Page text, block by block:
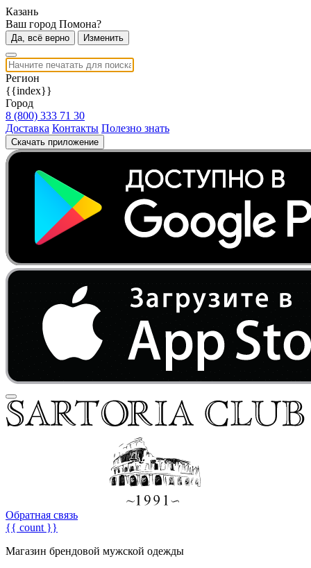
Казань
Ваш город Помона?
Да, всё верно Изменить
Регион
{{index}}
Город
8 (800) 333 71 30
Доставка Контакты Полезно знать
Скачать приложение
Обратная связь
{{ count }}
Магазин брендовой мужской одежды